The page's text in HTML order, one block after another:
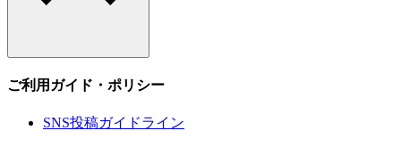
ご利用ガイド・ポリシー
SNS投稿ガイドライン